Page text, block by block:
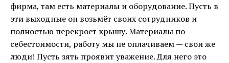
фирма, там есть материалы и оборудование. Пусть в
эти выходные он возьмёт своих сотрудников и
полностью перекроет крышу. Материалы по
себестоимости, работу мы не оплачиваем — свои же
люди! Пусть зять проявит уважение. Для него это